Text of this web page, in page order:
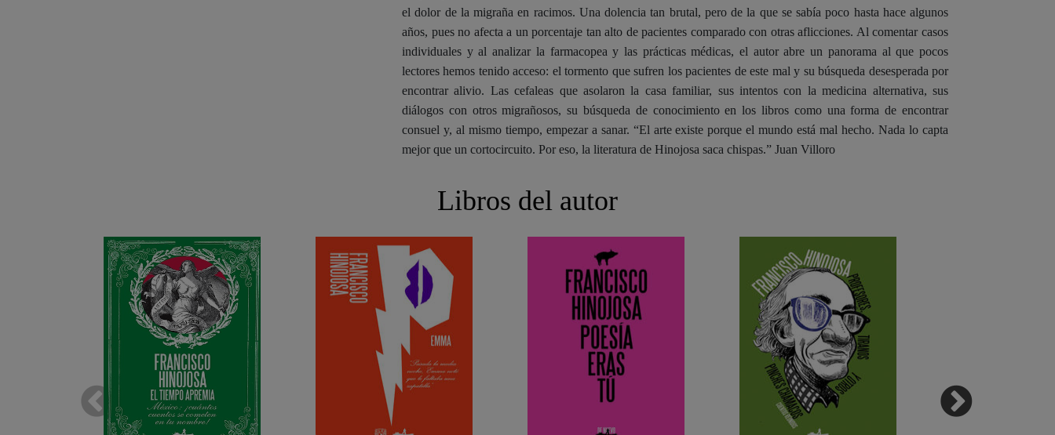
el dolor de la migraña en racimos. Una dolencia tan brutal, pero de la que se sabía poco hasta hace algunos
años, pues no afecta a un porcentaje tan alto de pacientes comparado con otras aflicciones. Al comentar casos
individuales y al analizar la farmacopea y las prácticas médicas, el autor abre un panorama al que pocos
lectores hemos tenido acceso: el tormento que sufren los pacientes de este mal y su búsqueda desesperada por
encontrar alivio. Las cefaleas que asolaron la casa familiar, sus intentos con la medicina alternativa, sus
diálogos con otros migrañosos, su búsqueda de conocimiento en los libros como una forma de encontrar
consuel y, al mismo tiempo, empezar a sanar. “El arte existe porque el mundo está mal hecho. Nada lo capta
mejor que un cortocircuito. Por eso, la literatura de Hinojosa saca chispas.” Juan Villoro
Libros del autor